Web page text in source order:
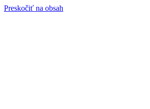
Preskočiť na obsah